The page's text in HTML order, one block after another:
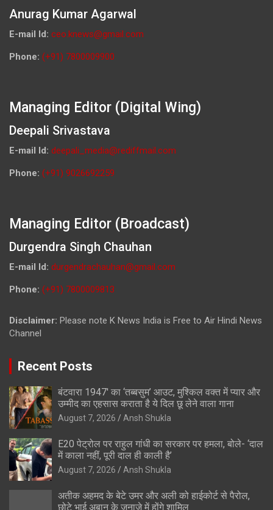
Anurag Kumar Agarwal
E-mail Id: ceo.knews@gmail.com
Phone: (+91) 7800009900
Managing Editor (Digital Wing)
Deepali Srivastava
E-mail Id: deepali_media@rediffmail.com
Phone: (+91) 9026692259
Managing Editor (Broadcast)
Durgendra Singh Chauhan
E-mail Id: durgendrachauhan@gmail.com
Phone: (+91) 7800009813
Disclaimer: Please note K News India is Free to Air Hindi News
Channel
Recent Posts
बंटवारा 1947′ का ‘तब्बसुम’ आउट, मुश्किल वक्त में प्यार और
उम्मीद का एहसास कराता है ये दिल छू लेने वाला गाना
August 7, 2026 Ansh Shukla
E20 पेट्रोल पर राहुल गांधी का सरकार पर हमला, बोले- ‘दाल
में काला नहीं, पूरी दाल ही काली है’
August 7, 2026 Ansh Shukla
अतीक अहमद के बेटे उमर और अली को हाईकोर्ट से पैरोल,
छोटे भाई अबान के जनाजे में होंगे शामिल